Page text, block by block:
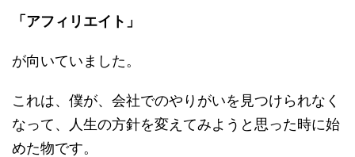
「アフィリエイト」
が向いていました。
これは、僕が、会社でのやりがいを見つけられなく
なって、人生の方針を変えてみようと思った時に始
めた物です。